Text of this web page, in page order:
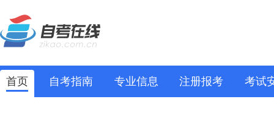
首页 自考指南 专业信息 注册报考 考试